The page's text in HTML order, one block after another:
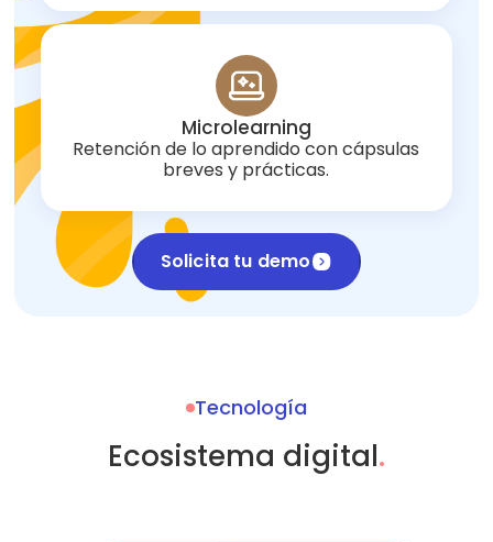
Microlearning
Retención de lo aprendido con cápsulas
breves y prácticas.
Solicita tu demo
Tecnología
Ecosistema digital.